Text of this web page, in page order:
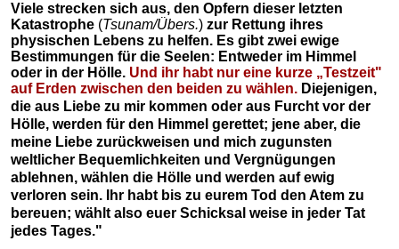
Viele strecken sich aus, den Opfern dieser letzten
Katastrophe (Tsunam/Übers.) zur Rettung ihres
physischen Lebens zu helfen. Es gibt zwei ewige
Bestimmungen für die Seelen: Entweder im Himmel
oder in der Hölle. Und ihr habt nur eine kurze „Testzeit"
auf Erden zwischen den beiden zu wählen. Diejenigen,
die aus Liebe zu mir kommen oder aus Furcht vor der
Hölle, werden für den Himmel gerettet; jene aber, die
meine Liebe zurückweisen und mich zugunsten
weltlicher Bequemlichkeiten und Vergnügungen
ablehnen, wählen die Hölle und werden auf ewig
verloren sein. Ihr habt bis zu eurem Tod den Atem zu
bereuen; wählt also euer Schicksal weise in jeder Tat
jedes Tages."